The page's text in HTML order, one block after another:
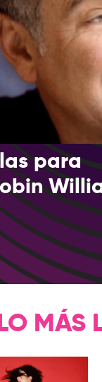
para
LO MÁS